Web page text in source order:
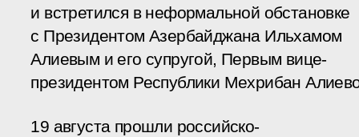
и встретился в неформальной обстановке
с Президентом Азербайджана Ильхамом
Алиевым и его супругой, Первым вице-
президентом Республики Мехрибан
19 августа прошли российско-